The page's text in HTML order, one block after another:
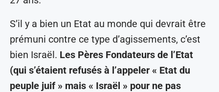
S’il y a bien un Etat au monde qui devrait être
prémuni contre ce type d’agissements, c’est
bien Israël. Les Pères Fondateurs de l’Etat
(qui s’étaient refusés à l’appeler « Etat du
peuple juif » mais « Israël » pour ne pas